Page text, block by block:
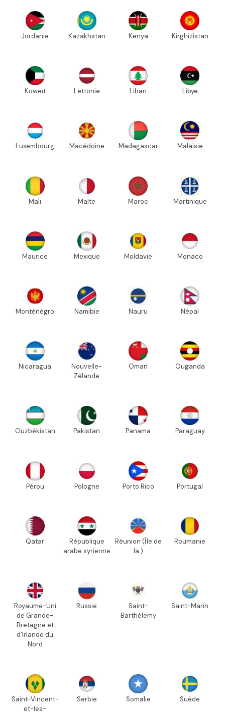
Jordanie Kazakhstan Kenya Kirghizistan
Koweït Lettonie Liban Libye
Luxembourg Macédoine Madagascar Malaisie
Mali Malte Maroc Martinique
Maurice Mexique Moldavie Monaco
Monténégro Namibie Nauru Népal
Nicaragua
Nouvelle-
Zélande
Oman Ouganda
Ouzbékistan Pakistan Panama Paraguay
Pérou Pologne Porto Rico Portugal
Qatar
République
arabe syrienne
Réunion (Île de
la )
Roumanie
Royaume-Uni
de Grande-
Bretagne et
d'Irlande du
Nord
Russie
Saint-
Barthélemy
Saint-Marin
Saint-Vincent-
et-les-
Serbie Somalie Suède